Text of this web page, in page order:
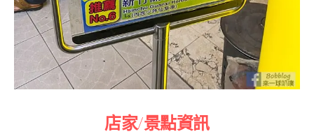
店家/景點資訊